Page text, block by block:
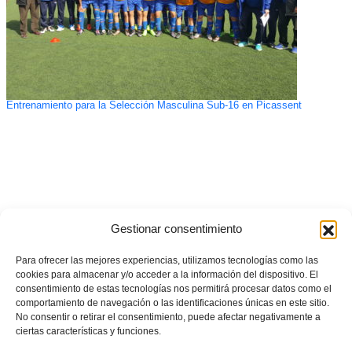
Gestionar consentimiento
Para ofrecer las mejores experiencias, utilizamos tecnologías como las
cookies para almacenar y/o acceder a la información del dispositivo. El
consentimiento de estas tecnologías nos permitirá procesar datos como el
comportamiento de navegación o las identificaciones únicas en este sitio.
No consentir o retirar el consentimiento, puede afectar negativamente a
ciertas características y funciones.
Entrenamiento para la Selección Masculina Sub-16 en Picassent